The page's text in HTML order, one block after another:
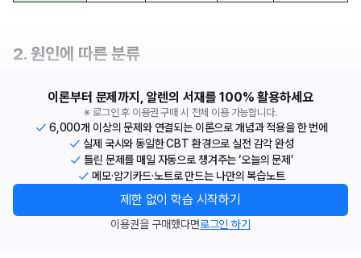
2. 원인에 따른 분류
이론부터 문제까지, 알렌의 서재를 100% 활용하세요
※ 로그인 후 이용권 구매 시 전체 이용 가능합니다.
6,000개 이상의 문제와 연결되는 이론으로 개념과 적용을 한 번에
실제 국시와 동일한 CBT 환경으로 실전 감각 완성
틀린 문제를 매일 자동으로 챙겨주는 ‘오늘의 문제’
메모·암기카드·노트로 만드는 나만의 복습노트
제한 없이 학습 시작하기
이용권을 구매했다면로그인 하기